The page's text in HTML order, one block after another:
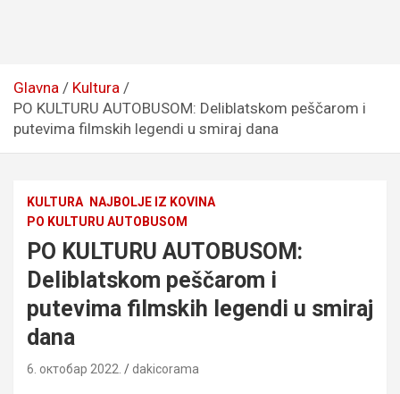
Glavna
Kultura
PO KULTURU AUTOBUSOM: Deliblatskom peščarom i
putevima filmskih legendi u smiraj dana
KULTURA
NAJBOLJE IZ KOVINA
PO KULTURU AUTOBUSOM
PO KULTURU AUTOBUSOM:
Deliblatskom peščarom i
putevima filmskih legendi u smiraj
dana
6. октобар 2022. dakicorama